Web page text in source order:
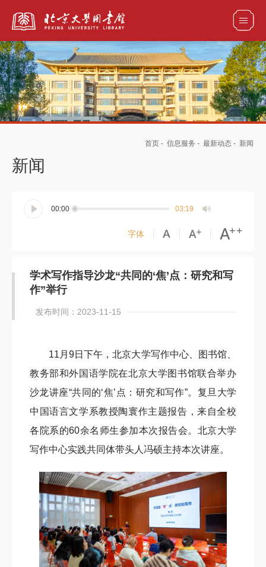
全部资源
首页 - 信息服务 - 最新动态 - 新闻
新闻
00:00 03:19
字体
学术写作指导沙龙“共同的‘焦’点：研究和写
作”举行
发布时间：2023-11-15
11月9日下午，北京大学写作中心、图书馆、
教务部和外国语学院在北京大学图书馆联合举办
沙龙讲座“共同的‘焦’点：研究和写作”。复旦大学
中国语言文学系教授陶寰作主题报告，来自全校
各院系的60余名师生参加本次报告会。北京大学
写作中心实践共同体带头人冯硕主持本次讲座。